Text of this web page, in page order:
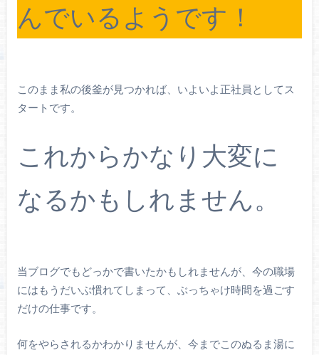
んでいるようです！
このまま私の後釜が見つかれば、いよいよ正社員としてス
タートです。
これからかなり大変に
なるかもしれません。
当ブログでもどっかで書いたかもしれませんが、今の職場
にはもうだいぶ慣れてしまって、ぶっちゃけ時間を過ごす
だけの仕事です。
何をやらされるかわかりませんが、今までこのぬるま湯に